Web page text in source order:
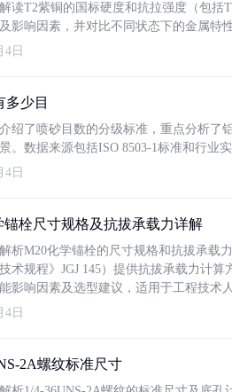
读T2紫铜的国标硬度和抗拉强度（包括
影响因素，并对比不同状态下的金属特
4日
多少目
绍了喷砂目数的分级标准，重点分析了
。数据来源包括ISO 8503-1标准和行业
4日
锚栓尺寸规格及抗拔承载力详解
析M20化学锚栓的尺寸规格和抗拔承载
术规程》JGJ 145）提供抗拔承载力计
影响因素及选型建议，适用于工程技术人
4日
2A螺纹标准尺寸